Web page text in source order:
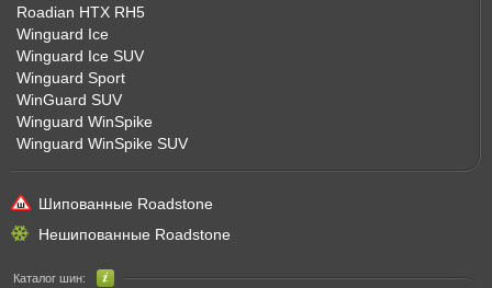
Roadian HTX RH5
Winguard Ice
Winguard Ice SUV
Winguard Sport
WinGuard SUV
Winguard WinSpike
Winguard WinSpike SUV
Шипованные Roadstone
Нешипованные Roadstone
Каталог шин: